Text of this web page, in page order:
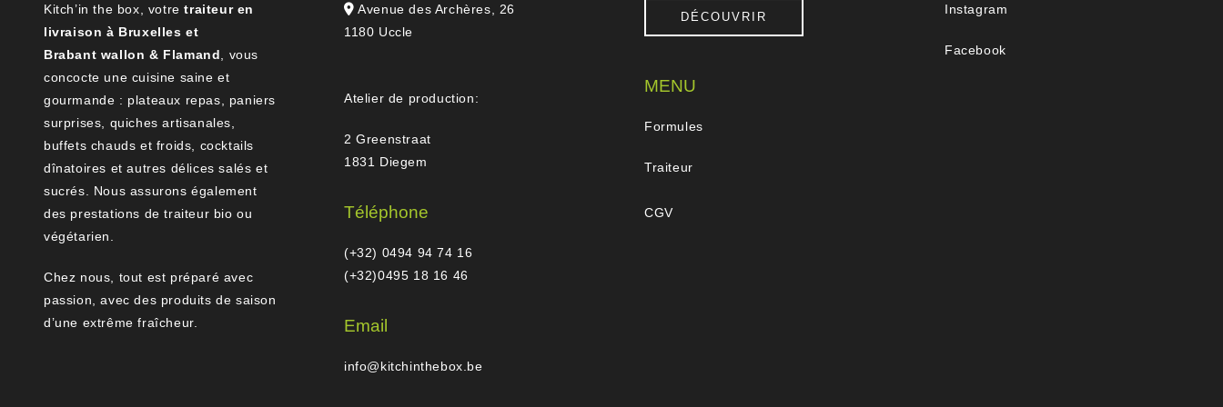
Kitch’in the box, votretraiteur en
livraison à Bruxelles et
Brabant wallon & Flamand , vous
concocte une cuisine saine et
gourmande : plateaux repas, paniers
surprises, quiches artisanales,
buffets chauds et froids, cocktails
dînatoires et autres délices salés et
sucrés. Nous assurons également
des prestations de traiteur bio ou
végétarien.
Chez nous, tout est préparé avec
passion, avec des produits de saison
d’une extrême fraîcheur.
Avenue des Archères, 26
1180 Uccle
Atelier de production:
2 Greenstraat
1831 Diegem
Téléphone
(+32) 0494 94 74 16
(+32)0495 18 16 46
Email
info@kitchinthebox.be
DÉCOUVRIR
MENU
Formules
Traiteur
CGV
Instagram
Facebook